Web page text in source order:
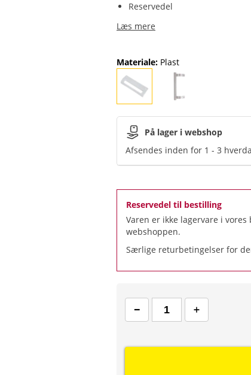
Reservedel
Læs mere
Materiale: Plast
På lager i webshop
Afsendes inden for 1 - 3
Reservedel til bestilling
Varen er ikke lagervare i
webshoppen.
Særlige returbetingelser for